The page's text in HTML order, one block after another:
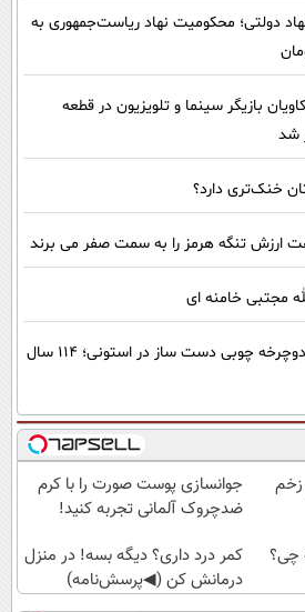
دولتی؛ محکومیت نهاد ریاست‌جمهوری به
بازیگر سینما و تلویزیون در قطعه
شد
خنک‌تری دارد؟
مجتبی خامنه ای
تاریخ به روایت تصویر/ دوچرخه چوبی دست ساز در استونی؛ 114 سال
زخم
جوانسازی پوست صورت را با کرم
ضدچروک آلمانی تجربه کنید!
چی؟
کمر درد داری؟ دیگه بسه! در منزل
درمانش کن (◀پرسش‌نامه)